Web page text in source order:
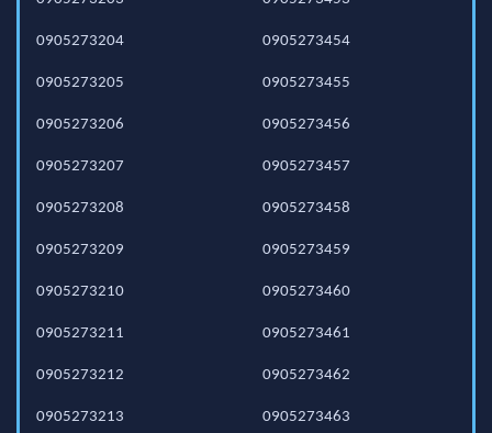
0905273204
0905273205
0905273206
0905273207
0905273208
0905273209
0905273210
0905273211
0905273212
0905273213
0905273454
0905273455
0905273456
0905273457
0905273458
0905273459
0905273460
0905273461
0905273462
0905273463